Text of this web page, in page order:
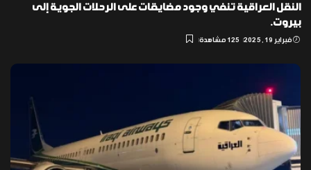
النقل العراقية تنفي وجود مضايقات على الرحلات الجوية إلى
بيروت.
فبراير 19, 2025 125 مشاهدة